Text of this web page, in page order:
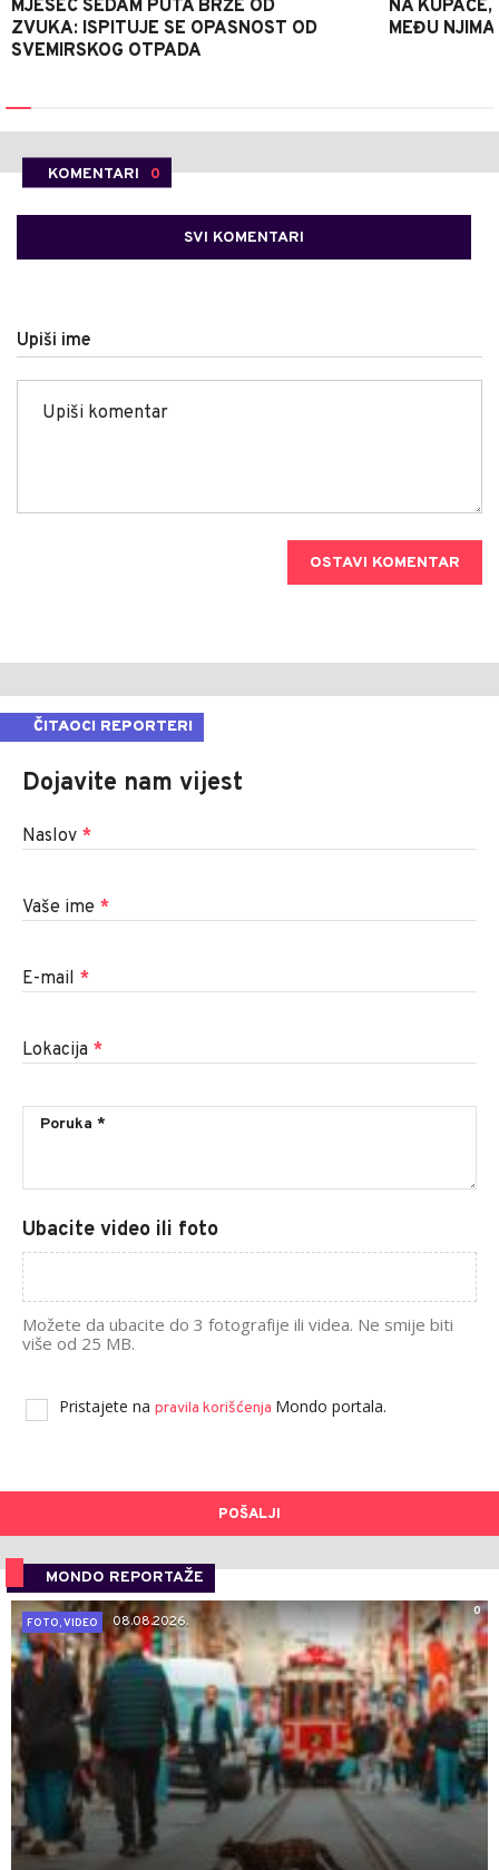
MJESEC SEDAM PUTA BRŽE OD
ZVUKA: ISPITUJE SE OPASNOST OD
SVEMIRSKOG OTPADA
NA
MEĐU NJIMA
KOMENTARI 0
SVI KOMENTARI
Upiši ime
OSTAVI KOMENTAR
ČITAOCI REPORTERI
Dojavite nam vijest
Naslov *
Vaše ime *
E-mail *
Lokacija *
Ubacite video ili foto
Možete da ubacite do 3 fotografije ili videa. Ne smije biti
više od 25 MB.
Pristajete na pravila korišćenja Mondo portala.
POŠALJI
MONDO REPORTAŽE
0
FOTO, VIDEO
08.08.2026.